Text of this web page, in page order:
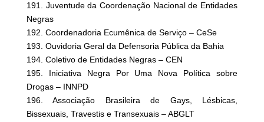
191. Juventude da Coordenação Nacional de Entidades
Negras
192. Coordenadoria Ecumênica de Serviço – CeSe
193. Ouvidoria Geral da Defensoria Pública da Bahia
194. Coletivo de Entidades Negras – CEN
195. Iniciativa Negra Por Uma Nova Política sobre
Drogas – INNPD
196. Associação Brasileira de Gays, Lésbicas,
Bissexuais, Travestis e Transexuais – ABGLT